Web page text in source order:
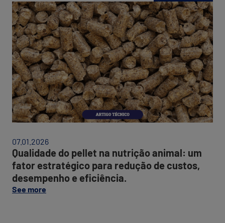
do
na
um
de
07.01.2026
Qualidade do pellet na nutrição animal: um
fator estratégico para redução de custos,
desempenho e eficiência.
See more